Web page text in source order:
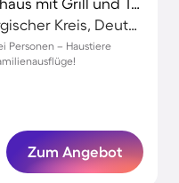
Odenthal, Rheinisch-Bergischer Kreis, Deutschland
Personen – Haustiere
Zum Angebot